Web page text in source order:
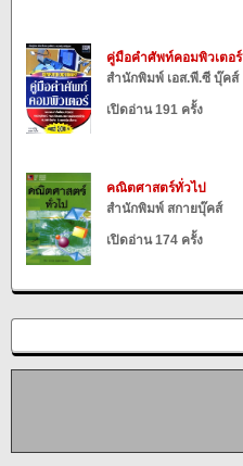
คู่มือคำศัพท์คอมพิวเตอร์
สำนักพิมพ์ เอส.พี.ซี บุ๊คส์
เปิดอ่าน 191 ครั้ง
คณิตศาสตร์ทั่วไป
สำนักพิมพ์ สกายบุ๊คส์
เปิดอ่าน 174 ครั้ง